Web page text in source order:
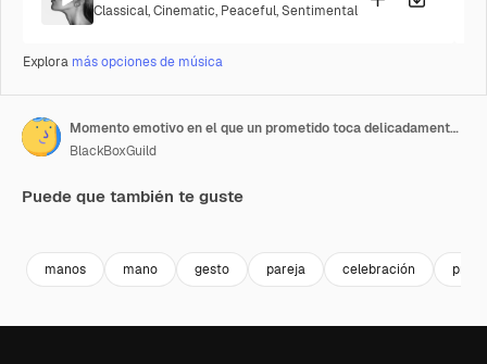
Classical,Cinematic, Peaceful,Sentimental
Explora más opciones de música
Momento emotivo en el que un prometido toca delicadamente la mano de su futura novia, revelando un impresionante anillo de diamantes y una vida de promesas.
BlackBoxGuild
Puede que también te guste
manos mano gesto pareja celebración